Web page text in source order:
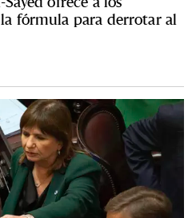
fórmula para derrotar al